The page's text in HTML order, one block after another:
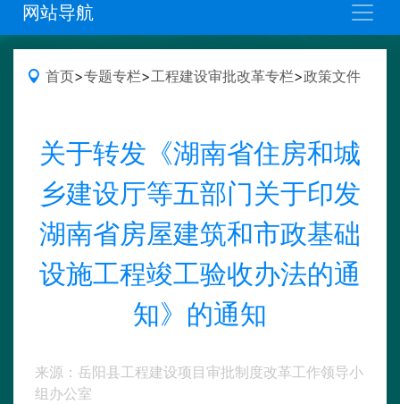
网站导航
首页>专题专栏>工程建设审批改革专栏>政策文件
关于转发《湖南省住房和城
乡建设厅等五部门关于印发
湖南省房屋建筑和市政基础
设施工程竣工验收办法的通
知》的通知
来源：岳阳县工程建设项目审批制度改革工作领导小
组办公室